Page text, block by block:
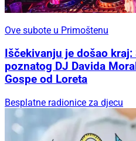
Ove subote u Primoštenu
Iščekivanju je došao
poznatog DJ Davida
Gospe od Loreta
Besplatne radionice za djecu